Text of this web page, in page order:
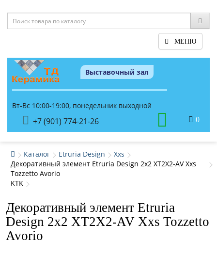
МЕНЮ
Выставочный зал
Вт-Вс 10:00-19:00, понедельник выходной
+7 (901) 774-21-26 0
Каталог Etruria Design
Xxs
Декоративный элемент Etruria Design 2x2 XT2X2-AV Xxs
Tozzetto Avorio
KTK
Декоративный элемент Etruria
Design 2x2 XT2X2-AV Xxs Tozzetto
Avorio